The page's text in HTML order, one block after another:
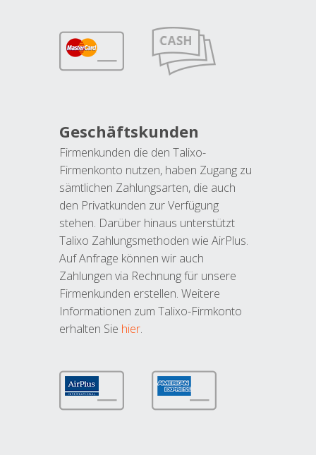
Geschäftskunden
Firmenkunden die den Talixo-
Firmenkonto nutzen, haben Zugang zu
sämtlichen Zahlungsarten, die auch
den Privatkunden zur Verfügung
stehen. Darüber hinaus unterstützt
Talixo Zahlungsmethoden wie AirPlus.
Auf Anfrage können wir auch
Zahlungen via Rechnung für unsere
Firmenkunden erstellen. Weitere
Informationen zum Talixo-Firmkonto
erhalten Sie hier.